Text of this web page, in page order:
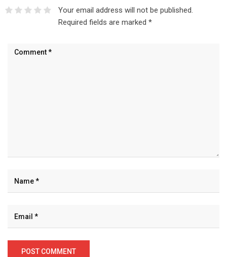
Your email address will not be published.
Required fields are marked *